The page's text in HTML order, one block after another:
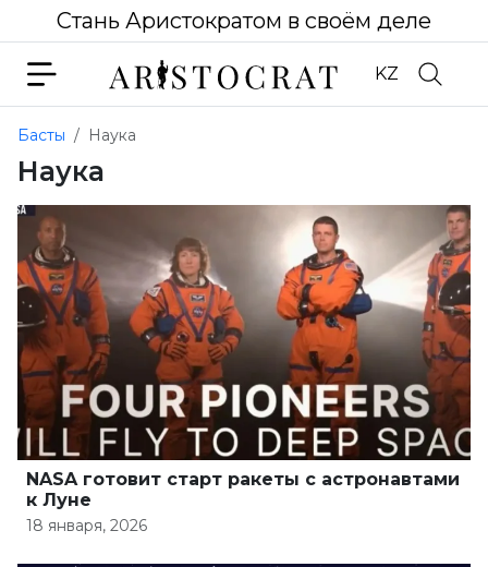
Стань Аристократом в своём деле
KZ
Басты Наука
Наука
NASA готовит старт ракеты с астронавтами
к Луне
18 января, 2026